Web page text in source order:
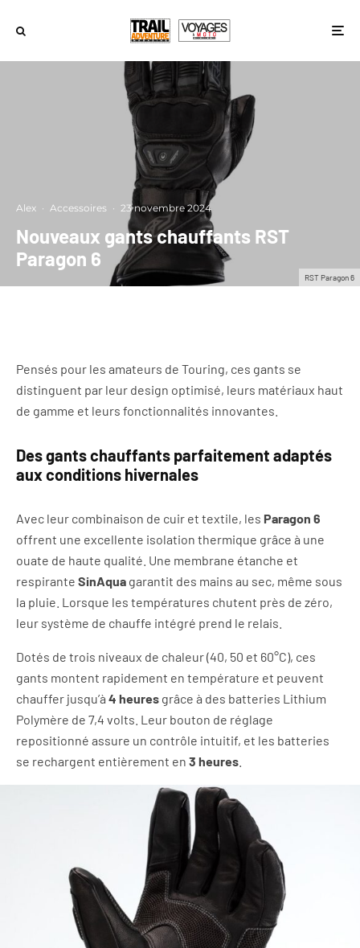
RST Paragon 6
Alex · Accessoires · 23 novembre 2024
Nouveaux gants chauffants RST
Paragon 6
Pensés pour les amateurs de Touring, ces gants se
distinguent par leur design optimisé, leurs matériaux haut
de gamme et leurs fonctionnalités innovantes.
Des gants chauffants parfaitement adaptés
aux conditions hivernales
Avec leur combinaison de cuir et textile, les Paragon 6
offrent une excellente isolation thermique grâce à une
ouate de haute qualité. Une membrane étanche et
respirante SinAqua garantit des mains au sec, même sous
la pluie. Lorsque les températures chutent près de zéro,
leur système de chauffe intégré prend le relais.
Dotés de trois niveaux de chaleur (40, 50 et 60°C), ces
gants montent rapidement en température et peuvent
chauffer jusqu’à 4 heures grâce à des batteries Lithium
Polymère de 7,4 volts. Leur bouton de réglage
repositionné assure un contrôle intuitif, et les batteries
se rechargent entièrement en 3 heures